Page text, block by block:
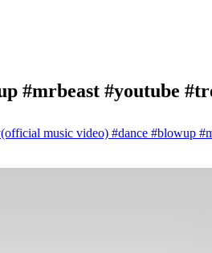
#mrbeast #youtube
music video) #dance #blowup